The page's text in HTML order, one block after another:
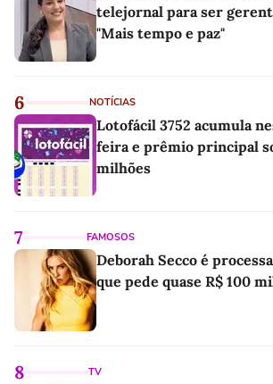
telejornal para ser
"Mais tempo e paz"
6 NOTÍCIAS
Lotofácil 3752 acumula
feira e prêmio principal
milhões
7 FAMOSOS
Deborah Secco é
que pede quase R$ 100
8 TV